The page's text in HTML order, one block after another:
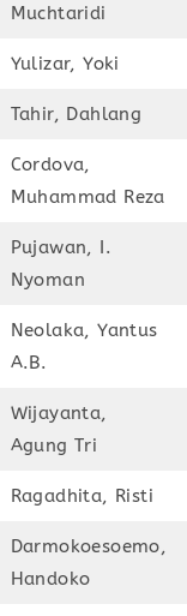
Muchtaridi
Yulizar, Yoki
Tahir, Dahlang
Cordova,
Muhammad Reza
Pujawan, I.
Nyoman
Neolaka, Yantus
A.B.
Wijayanta,
Agung Tri
Ragadhita, Risti
Darmokoesoemo,
Handoko